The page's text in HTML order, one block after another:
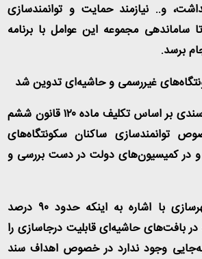
و.. نیازمند حمایت و توانمندسازی
ساماندهی مجموعه این عوامل با برنامه
برسد.
غیررسمی و حاشیه‌ای تدوین شد
آیینی گفت: هم‌اکنون سندی بر اساس تکلیف ماده ۱۲۰ قانون ششم
توانمندسازی ساکنان سکونتگاه‌های
در کمیسیون‌های دولت در دست بررسی و
معاون وزیر راه و شهرسازی با اشاره به اینکه حدود ۹۰ درصد
بافت‌های حاشیه‌ای قابلیت درجاسازی را
وجود ندارد در خصوص اهداف سند